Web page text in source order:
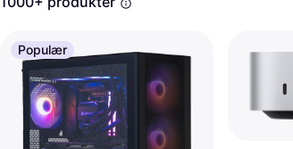
Populær